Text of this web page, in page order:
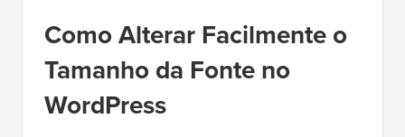
Como Alterar Facilmente o
Tamanho da Fonte no
WordPress